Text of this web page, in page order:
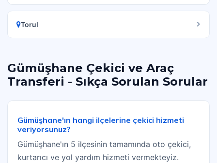
Torul
Gümüşhane Çekici ve Araç
Transferi - Sıkça Sorulan Sorular
Gümüşhane'ın hangi ilçelerine çekici hizmeti
veriyorsunuz?
Gümüşhane'ın 5 ilçesinin tamamında oto çekici,
kurtarıcı ve yol yardım hizmeti vermekteyiz.